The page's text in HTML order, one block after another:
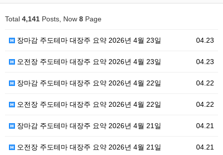
Total 4,141 Posts, Now 8 Page
04.23
장마감 주도테마 대장주 요약 2026년 4월 23일
04.23
오전장 주도테마 대장주 요약 2026년 4월 23일
04.22
장마감 주도테마 대장주 요약 2026년 4월 22일
04.22
오전장 주도테마 대장주 요약 2026년 4월 22일
04.21
장마감 주도테마 대장주 요약 2026년 4월 21일
04.21
오전장 주도테마 대장주 요약 2026년 4월 21일